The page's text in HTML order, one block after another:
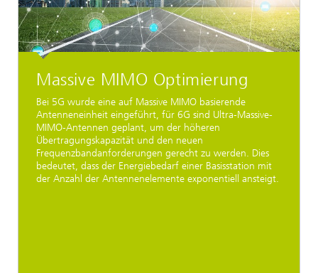
Massive MIMO Optimierung
Bei 5G wurde eine auf Massive MIMO basierende
Antenneneinheit eingeführt, für 6G sind Ultra-Massive-
MIMO-Antennen geplant, um der höheren
Übertragungskapazität und den neuen
Frequenzbandanforderungen gerecht zu werden. Dies
bedeutet, dass der Energiebedarf einer Basisstation mit
der Anzahl der Antennenelemente exponentiell ansteigt.